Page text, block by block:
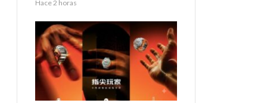
Hace 2 horas